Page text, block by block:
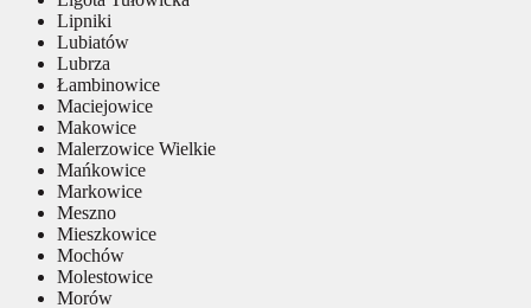
Lipniki
Lubiatów
Lubrza
Łambinowice
Maciejowice
Makowice
Malerzowice Wielkie
Mańkowice
Markowice
Meszno
Mieszkowice
Mochów
Molestowice
Morów